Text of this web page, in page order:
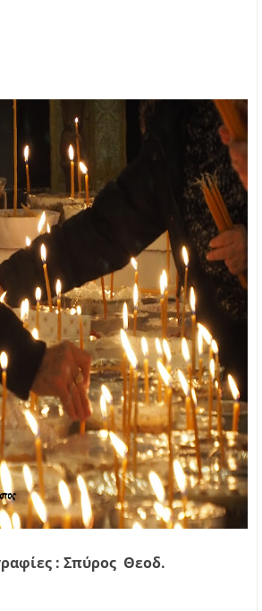
: Σπύρος Θεοδ.